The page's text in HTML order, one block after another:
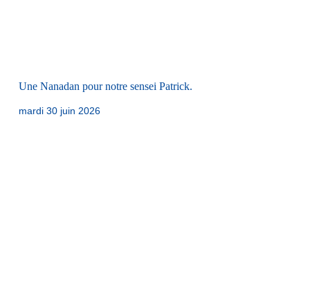
Une Nanadan pour notre sensei Patrick.
mardi 30 juin 2026